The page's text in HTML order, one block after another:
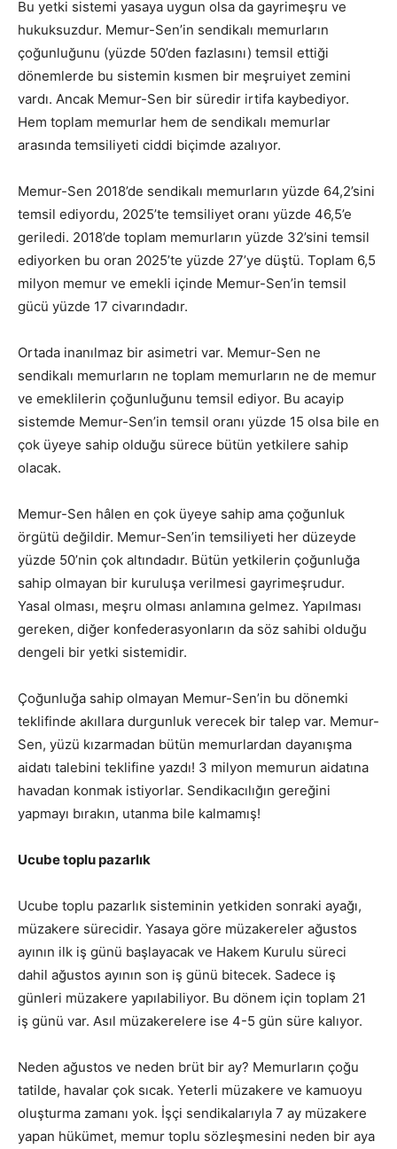
Bu yetki sistemi yasaya uygun olsa da gayrimeşru ve
hukuksuzdur. Memur-Sen’in sendikalı memurların
çoğunluğunu (yüzde 50’den fazlasını) temsil ettiği
dönemlerde bu sistemin kısmen bir meşruiyet zemini
vardı. Ancak Memur-Sen bir süredir irtifa kaybediyor.
Hem toplam memurlar hem de sendikalı memurlar
arasında temsiliyeti ciddi biçimde azalıyor.
Memur-Sen 2018’de sendikalı memurların yüzde 64,2’sini
temsil ediyordu, 2025’te temsiliyet oranı yüzde 46,5’e
geriledi. 2018’de toplam memurların yüzde 32’sini temsil
ediyorken bu oran 2025’te yüzde 27’ye düştü. Toplam 6,5
milyon memur ve emekli içinde Memur-Sen’in temsil
gücü yüzde 17 civarındadır.
Ortada inanılmaz bir asimetri var. Memur-Sen ne
sendikalı memurların ne toplam memurların ne de memur
ve emeklilerin çoğunluğunu temsil ediyor. Bu acayip
sistemde Memur-Sen’in temsil oranı yüzde 15 olsa bile en
çok üyeye sahip olduğu sürece bütün yetkilere sahip
olacak.
Memur-Sen hâlen en çok üyeye sahip ama çoğunluk
örgütü değildir. Memur-Sen’in temsiliyeti her düzeyde
yüzde 50’nin çok altındadır. Bütün yetkilerin çoğunluğa
sahip olmayan bir kuruluşa verilmesi gayrimeşrudur.
Yasal olması, meşru olması anlamına gelmez. Yapılması
gereken, diğer konfederasyonların da söz sahibi olduğu
dengeli bir yetki sistemidir.
Çoğunluğa sahip olmayan Memur-Sen’in bu dönemki
teklifinde akıllara durgunluk verecek bir talep var. Memur-
Sen, yüzü kızarmadan bütün memurlardan dayanışma
aidatı talebini teklifine yazdı! 3 milyon memurun aidatına
havadan konmak istiyorlar. Sendikacılığın gereğini
yapmayı bırakın, utanma bile kalmamış!
Ucube toplu pazarlık
Ucube toplu pazarlık sisteminin yetkiden sonraki ayağı,
müzakere sürecidir. Yasaya göre müzakereler ağustos
ayının ilk iş günü başlayacak ve Hakem Kurulu süreci
dahil ağustos ayının son iş günü bitecek. Sadece iş
günleri müzakere yapılabiliyor. Bu dönem için toplam 21
iş günü var. Asıl müzakerelere ise 4-5 gün süre kalıyor.
Neden ağustos ve neden brüt bir ay? Memurların çoğu
tatilde, havalar çok sıcak. Yeterli müzakere ve kamuoyu
oluşturma zamanı yok. İşçi sendikalarıyla 7 ay müzakere
yapan hükümet, memur toplu sözleşmesini neden bir aya